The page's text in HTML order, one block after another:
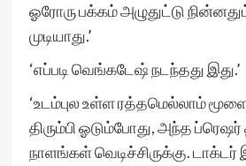
ஓரோரு பக்கம் அழுதுட்டு
முடியாது.’
‘எப்படி வெங்கடேஷ் நடந்தது இது.’
‘உடம்புல உள்ள ரத்தமெல்லாம்
திரும்பி ஓடும்போது, அந்த
நாளங்கள் வெடிச்சிருக்கு.